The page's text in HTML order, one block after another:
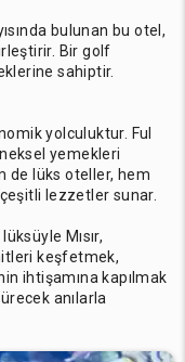
bulunan bu otel,
Bir golf
sahiptir.
yolculuktur. Ful
yemekleri
de lüks oteller, hem
lezzetler sunar.
Mısır,
keşfetmek,
ihtişamına kapılmak
anılarla